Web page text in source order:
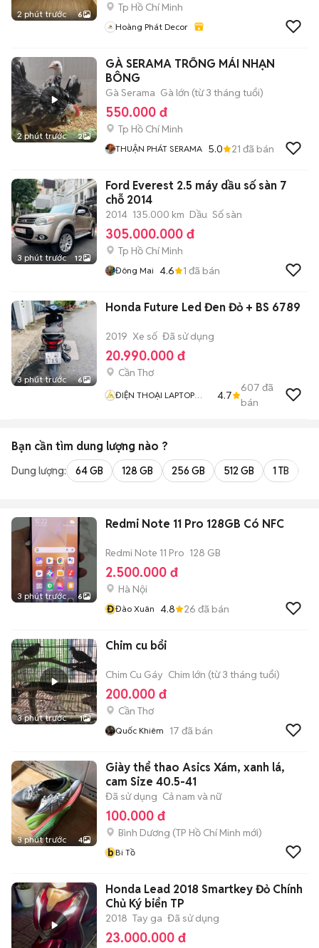
2 phút trước 6
Tp Hồ Chí Minh
Hoàng Phát Decor
2 phút trước 2
GÀ SERAMA TRỐNG MÁI NHẠN
BÔNG
Gà Serama Gà lớn (từ 3 tháng tuổi)
550.000 đ
Tp Hồ Chí Minh
THUẬN PHÁT SERAMA 5.0 21 đã bán
3 phút trước 12
Ford Everest 2.5 máy dầu số sàn 7
chỗ 2014
2014 135.000 km Dầu Số sàn
305.000.000 đ
Tp Hồ Chí Minh
Đông Mai 4.6 1 đã bán
3 phút trước 6
Honda Future Led Đen Đỏ + BS 6789
2019 Xe số Đã sử dụng
20.990.000 đ
Cần Thơ
ĐIỆN THOẠI LAPTOP
4.7
607 đã
bán
Bạn cần tìm dung lượng nào ?
Dung lượng: 64 GB 128 GB 256 GB 512 GB 1 TB
3 phút trước 6
Redmi Note 11 Pro 128GB Có NFC
Redmi Note 11 Pro 128 GB
2.500.000 đ
Hà Nội
ĐĐào Xuân 4.8 26 đã bán
3 phút trước 1
Chim cu bổi
Chim Cu Gáy Chim lớn (từ 3 tháng tuổi)
200.000 đ
Cần Thơ
Quốc Khiêm 17 đã bán
3 phút trước 4
Giày thể thao Asics Xám, xanh lá,
cam Size 40.5-41
Đã sử dụng Cả nam và nữ
100.000 đ
Bình Dương (TP Hồ Chí Minh mới)
bBi Tồ
Honda Lead 2018 Smartkey Đỏ Chính
Chủ Ký biển TP
2018 Tay ga Đã sử dụng
23.000.000 đ